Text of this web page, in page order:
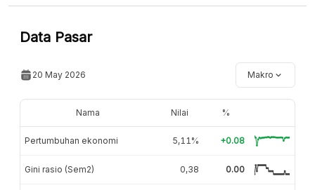
Data Pasar
20 May 2026 Makro
Nama Nilai %
Pertumbuhan ekonomi 5,11% +0.08
Gini rasio (Sem2) 0,38 0.00